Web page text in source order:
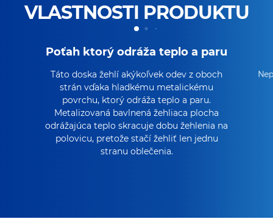
VLASTNOSTI PRODUKTU
Poťah ktorý odráža teplo a paru
Táto doska žehlí akýkoľvek odev z oboch
strán vďaka hladkému metalickému
povrchu, ktorý odráža teplo a paru.
Metalizovaná bavlnená žehliaca plocha
odrážajúca teplo skracuje dobu žehlenia na
polovicu, pretože stačí žehliť len jednu
stranu oblečenia.